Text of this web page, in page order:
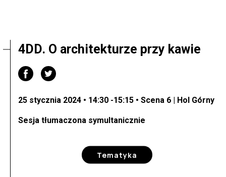
4DD. O architekturze przy kawie
25 stycznia 2024 • 14:30 -15:15 • Scena 6 | Hol Górny
Sesja tłumaczona symultanicznie
Tematyka